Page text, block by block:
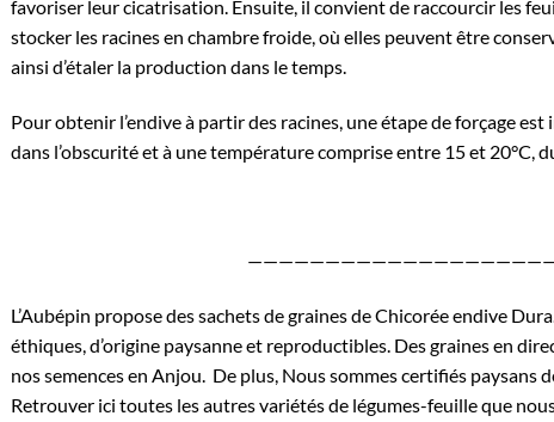
favoriser leur cicatrisation. Ensuite, il convient de raccourcir les
stocker les racines en chambre froide, où elles peuvent être
ainsi d’étaler la production dans le temps.
Pour obtenir l’endive à partir des racines, une étape de forçage est
dans l’obscurité et à une température comprise entre 15 et 20°C,
L’Aubépin propose des sachets de graines de Chicorée endive
éthiques, d’origine paysanne et reproductibles. Des graines en
nos semences en Anjou. De plus, Nous sommes certifiés paysans
Retrouver ici toutes les autres variétés de légumes-feuille que